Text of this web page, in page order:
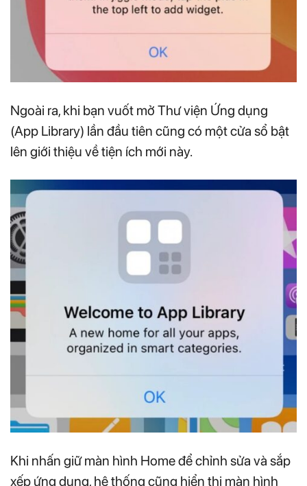
Ngoài ra, khi bạn vuốt mở Thư viện Ứng dụng
(App Library) lần đầu tiên cũng có một cửa sổ bật
lên giới thiệu về tiện ích mới này.
Khi nhấn giữ màn hình Home để chỉnh sửa và sắp
xếp ứng dụng, hệ thống cũng hiển thị màn hình